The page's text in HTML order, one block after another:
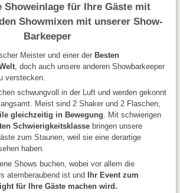
Showeinlage für Ihre Gäste mit
Showmixen mit unserer Show-
Barkeeper
Meister und einer der Besten
, doch auch unsere anderen Showbarkeeper
verstecken.
schwungvoll in der Luft und werden gekonnt
Meist sind 2 Shaker und 2 Flaschen,
gleichzeitig in Bewegung. Mit schwierigen
Schwierigkeitsklassebringen unsere
zum Staunen, weil sie eine derartige
haben.
Shows buchen, wobei vor allem die
atemberaubend ist und Ihr Event zum
für Ihre Gäste machen wird.